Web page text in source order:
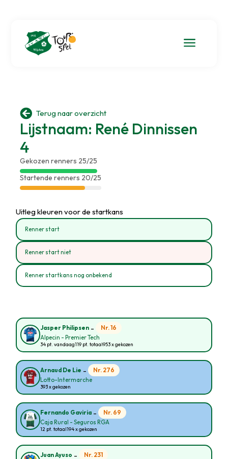
a
 Terug naar overzicht
Lijstnaam: René Dinnissen
4
Gekozen renners 25/25
Startende renners 20/25
Uitleg kleuren voor de startkans
Renner start
Renner start niet
Renner startkans nog onbekend
Jasper Philipsen - Nr. 16
Alpecin - Premier Tech
34 pt. vandaag119 pt. totaal953 x gekozen
Arnaud De Lie - Nr. 276
Lotto-Intermarche
393 x gekozen
Fernando Gaviria - Nr. 69
Caja Rural - Seguros RGA
12 pt. totaal194 x gekozen
Juan Ayuso - Nr. 231